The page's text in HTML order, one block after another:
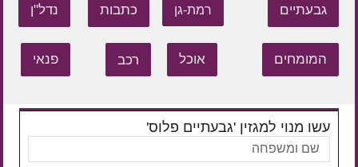
גבעתיים רמת-גן כתבות נדל"ן
המומחים אוכל רכב פנאי
עשו מנוי למגזין 'גבעתיים פלוס'